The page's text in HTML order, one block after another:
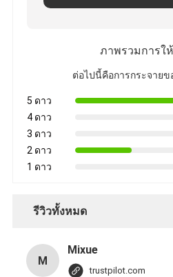
ภาพรวมการใ
ต่อไปนี้คือการกระจายข
5 ดาว
4 ดาว
3 ดาว
2 ดาว
1 ดาว
รีวิวทั้งหมด
M
Mixue
trustpilot.com